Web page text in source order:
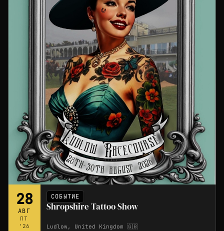
28
АВГ
ПТ
'26
СОБЫТИЕ
Shropshire Tattoo Show
Ludlow, United Kingdom 🇬🇧